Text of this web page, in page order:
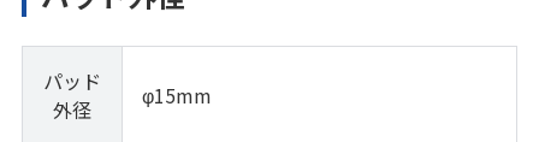
パッド
外径
φ15mm